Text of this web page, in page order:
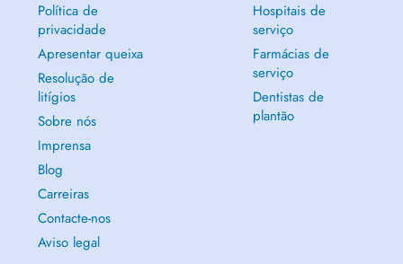
Política de
privacidade
Apresentar queixa
Resolução de
litígios
Sobre nós
Imprensa
Blog
Carreiras
Contacte-nos
Aviso legal
Hospitais de
serviço
Farmácias de
serviço
Dentistas de
plantão